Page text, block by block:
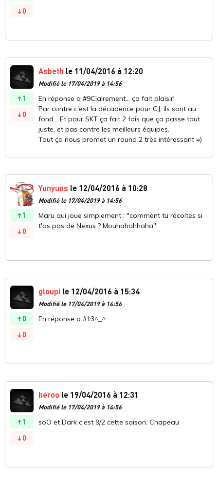
0
1
0
Asbeth le 11/04/2016 à 12:20
Modifié le 17/04/2019 à 14:56
En réponse a #9Clairement... ça fait plaisir!
Par contre c'est la décadence pour CJ, ils sont au
fond... Et pour SKT ça fait 2 fois que ça passe tout
juste, et pas contre les meilleurs équipes.
Tout ça nous promet un round 2 très intéressant =)
1
0
Yunyuns le 12/04/2016 à 10:28
Modifié le 17/04/2019 à 14:56
Maru qui joue simplement : "comment tu récoltes si
t'as pas de Nexus ? Mouhahahhaha".
0
0
gloupi le 12/04/2016 à 15:34
Modifié le 17/04/2019 à 14:56
En réponse a #13^_^
1
0
heroo le 19/04/2016 à 12:31
Modifié le 17/04/2019 à 14:56
soO et Dark c'est 9/2 cette saison. Chapeau